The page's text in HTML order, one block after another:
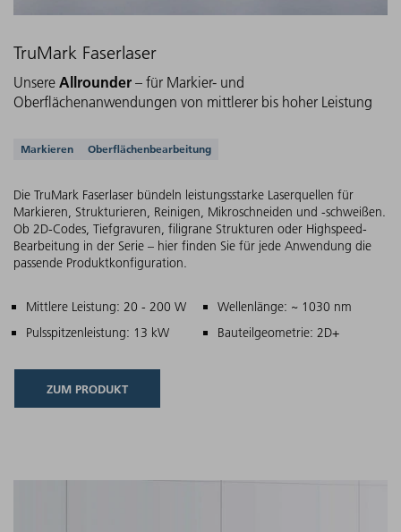
TruMark Faserlaser
Unsere Allrounder – für Markier- und
Oberflächenanwendungen von mittlerer bis hoher Leistung
Unterstützte Anwendungen
Markieren Oberflächenbearbeitung
Die TruMark Faserlaser bündeln leistungsstarke Laserquellen für
Markieren, Strukturieren, Reinigen, Mikroschneiden und -schweißen.
Ob 2D-Codes, Tiefgravuren, filigrane Strukturen oder Highspeed-
Bearbeitung in der Serie – hier finden Sie für jede Anwendung die
passende Produktkonfiguration.
Hauptmerkmale
Mittlere Leistung: 20 - 200 W
Wellenlänge: ~ 1030 nm
Pulsspitzenleistung: 13 kW
Bauteilgeometrie: 2D+
ZUM PRODUKT